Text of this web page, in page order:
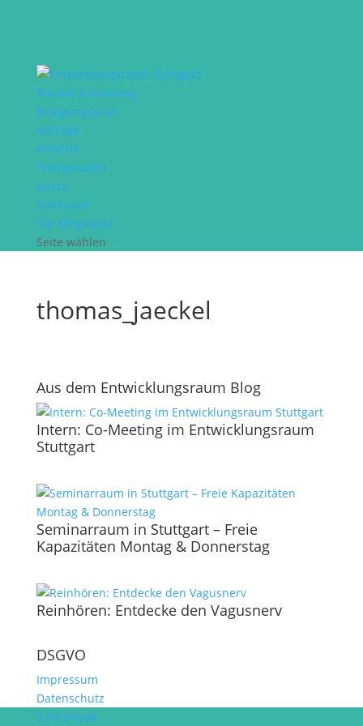
Räume & Nutzung
Belegungsplan
Anfrage
Anfahrt
Therapeuten
Kurse
Seminare
Für Mitglieder
Seite wählen
thomas_jaeckel
Aus dem Entwicklungsraum Blog
Intern: Co-Meeting im Entwicklungsraum
Stuttgart
Seminarraum in Stuttgart – Freie
Kapazitäten Montag & Donnerstag
Reinhören: Entdecke den Vagusnerv
DSGVO
Impressum
Datenschutz
Facebook